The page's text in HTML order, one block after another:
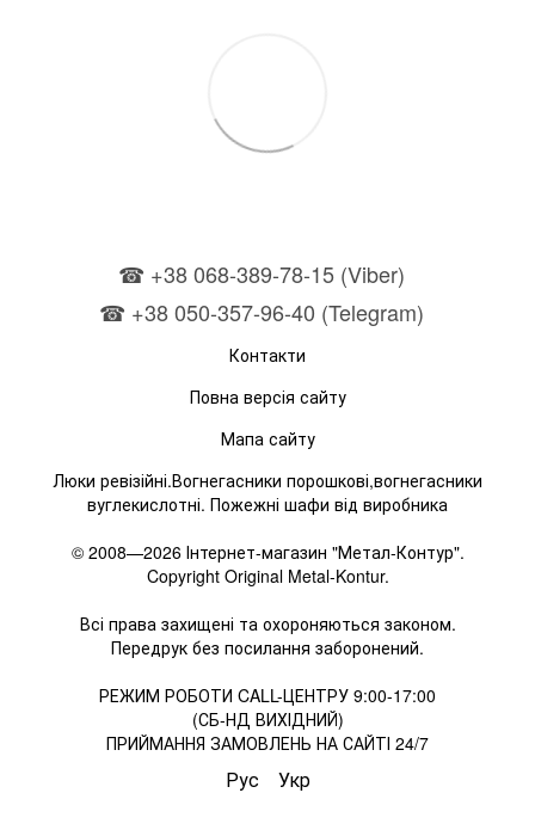
☎ +38 068-389-78-15 (Viber)
☎ +38 050-357-96-40 (Telegram)
Контакти
Повна версія сайту
Мапа сайту
Люки ревізійні.Вогнегасники порошкові,вогнегасники
вуглекислотні. Пожежні шафи від виробника
© 2008—2026 Інтернет-магазин "Метал-Контур".
Copyright Original Metal-Kontur.
Всі права захищені та охороняються законом.
Передрук без посилання заборонений.
РЕЖИМ РОБОТИ CALL-ЦЕНТРУ 9:00-17:00
(СБ-НД ВИХІДНИЙ)
ПРИЙМАННЯ ЗАМОВЛЕНЬ НА САЙТІ 24/7
Рус Укр